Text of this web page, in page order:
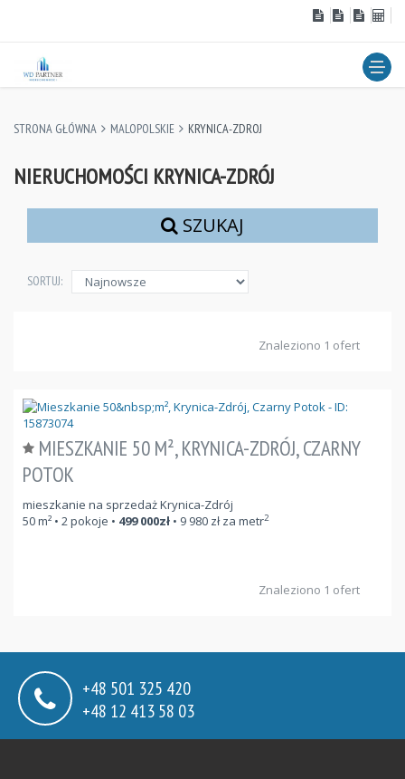
STRONA GŁÓWNA MALOPOLSKIE KRYNICA-ZDROJ
NIERUCHOMOŚCI KRYNICA-ZDRÓJ
SZUKAJ
SORTUJ:
Znaleziono 1 ofert
MIESZKANIE 50 M², KRYNICA-ZDRÓJ, CZARNY
POTOK
mieszkanie na sprzedaż Krynica-Zdrój
50m² • 2 pokoje • 499 000zł • 9 980 zł za metr2
Znaleziono 1 ofert
+48 501 325 420
+48 12 413 58 03